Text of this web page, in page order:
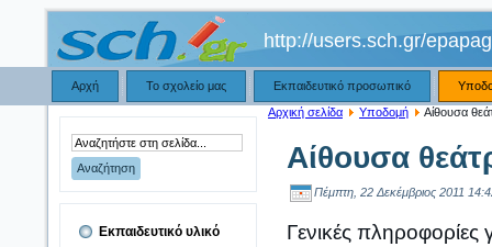
http://users.sch.gr/
Αρχή Το σχολείο μας Εκπαιδευτικό προσωπικό
Εκπαιδευτικό υλικό
Αρχική σελίδα Υποδομή Αίθουσα
Αίθουσα
Πέμπτη, 22 Δεκέμβριος 2011
Γενικές πληροφορίες